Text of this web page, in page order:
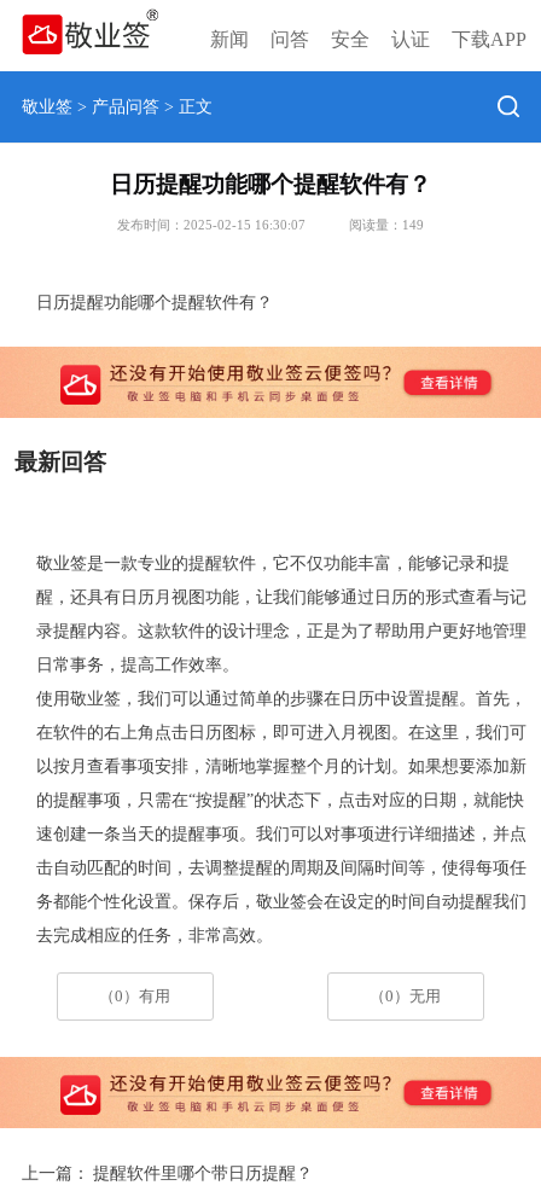
新闻 问答 安全 认证 下载APP
敬业签> 产品问答> 正文
日历提醒功能哪个提醒软件有？
发布时间：2025-02-15 16:30:07 阅读量： 149
日历提醒功能哪个提醒软件有？
最新回答
敬业签是一款专业的提醒软件，它不仅功能丰富，能够记录和提
醒，还具有日历月视图功能，让我们能够通过日历的形式查看与记
录提醒内容。这款软件的设计理念，正是为了帮助用户更好地管理
日常事务，提高工作效率。
使用敬业签，我们可以通过简单的步骤在日历中设置提醒。首先，
在软件的右上角点击日历图标，即可进入月视图。在这里，我们可
以按月查看事项安排，清晰地掌握整个月的计划。如果想要添加新
的提醒事项，只需在“按提醒”的状态下，点击对应的日期，就能快
速创建一条当天的提醒事项。我们可以对事项进行详细描述，并点
击自动匹配的时间，去调整提醒的周期及间隔时间等，使得每项任
务都能个性化设置。保存后，敬业签会在设定的时间自动提醒我们
去完成相应的任务，非常高效。
（0）有用 （0）无用
上一篇： 提醒软件里哪个带日历提醒？